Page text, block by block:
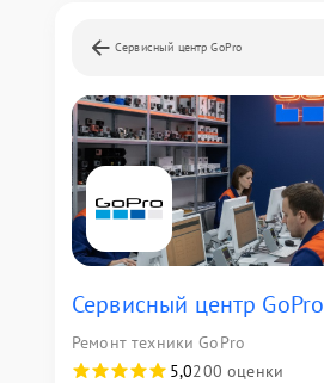
Сервисный центр GoPro
Сервисный центр GoPro
Ремонт техники GoPro
5,0200 оценки